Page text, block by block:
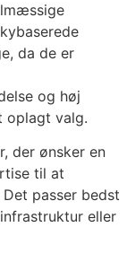
da de er
og høj
oplagt valg.
der ønsker en
til at
passer bedst
eller